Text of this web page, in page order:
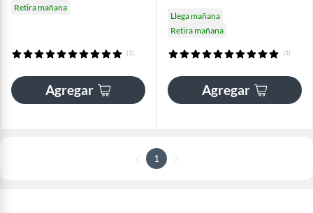
Retira mañana
(1)
Agregar
Llega mañana
Retira mañana
(1)
Agregar
1